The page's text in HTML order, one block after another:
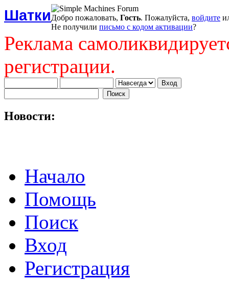
ШаткиДобро пожаловать, Гость. Пожалуйста, войдите
Не получили письмо с кодом активации?
Реклама
регистрации.
Новости:
Начало
Помощь
Поиск
Вход
Регистрация